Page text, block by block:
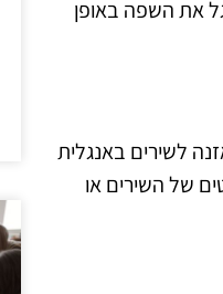
את השפה באופן
לשירים באנגלית
של השירים או